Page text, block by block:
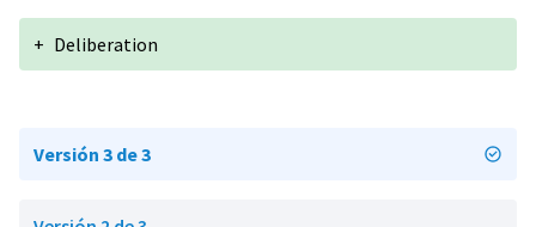
+ Deliberation
Versión 3 de 3